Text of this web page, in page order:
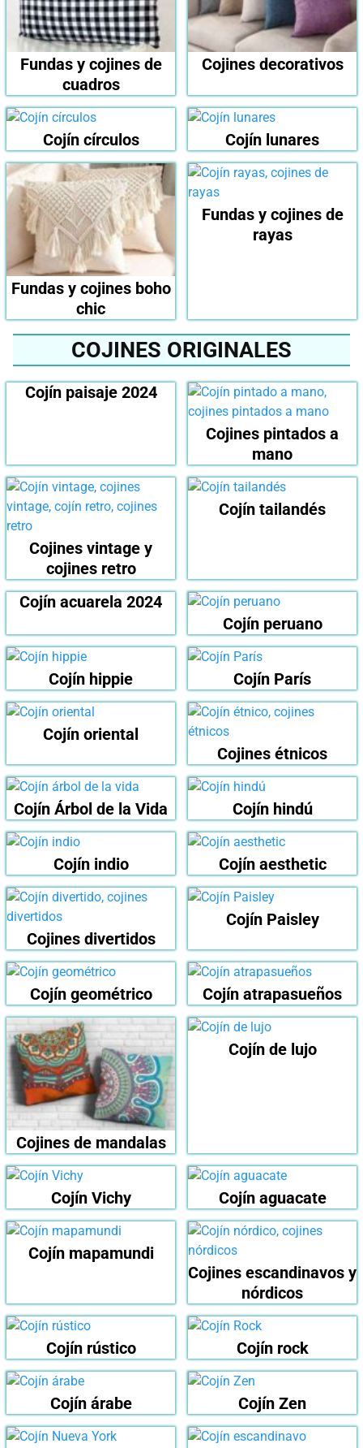
Fundas y cojines de
cuadros
Cojines decorativos
Cojín círculos Cojín lunares
Fundas y cojines boho
chic
Fundas y cojines de
rayas
COJINES ORIGINALES
Cojín paisaje 2024
Cojines pintados a
mano
Cojines vintage y
cojines retro
Cojín tailandés
Cojín acuarela 2024
Cojín peruano
Cojín hippie Cojín París
Cojín oriental
Cojines étnicos
Cojín Árbol de la Vida Cojín hindú
Cojín indio Cojín aesthetic
Cojines divertidos
Cojín Paisley
Cojín geométrico Cojín atrapasueños
Cojines de mandalas
Cojín de lujo
Cojín Vichy Cojín aguacate
Cojín mapamundi
Cojines escandinavos y
nórdicos
Cojín rústico Cojín rock
Cojín árabe Cojín Zen